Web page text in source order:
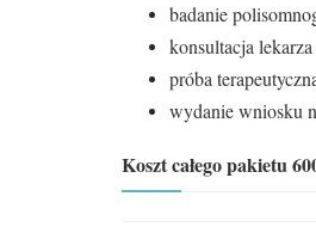
badanie
konsultacja
próba
wydanie wniosku
Koszt całego pakietu